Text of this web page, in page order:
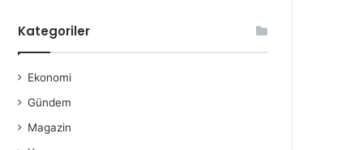
Kategoriler
Ekonomi
Gündem
Magazin